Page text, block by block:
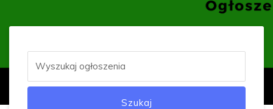
Szukaj